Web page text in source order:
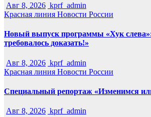
Авг 8, 2026 kprf_admin
Красная линия Новости России
Новый выпуск программы «Хук
требовалось доказать!»
Авг 8, 2026 kprf_admin
Красная линия Новости России
Специальный репортаж «Изменимся
Авг 8, 2026 kprf_admin